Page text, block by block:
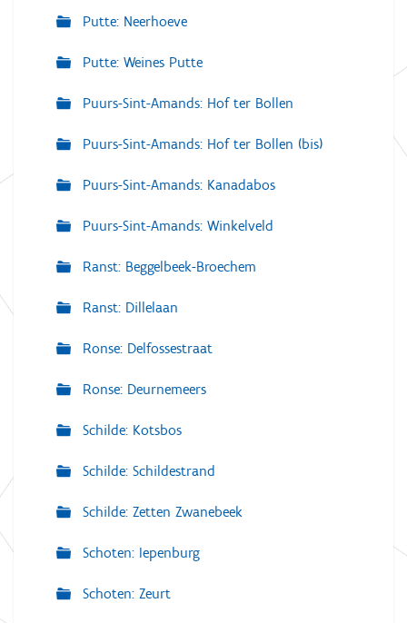
Putte: Neerhoeve
Putte: Weines Putte
Puurs-Sint-Amands: Hof ter Bollen
Puurs-Sint-Amands: Hof ter Bollen (bis)
Puurs-Sint-Amands: Kanadabos
Puurs-Sint-Amands: Winkelveld
Ranst: Beggelbeek-Broechem
Ranst: Dillelaan
Ronse: Delfossestraat
Ronse: Deurnemeers
Schilde: Kotsbos
Schilde: Schildestrand
Schilde: Zetten Zwanebeek
Schoten: Iepenburg
Schoten: Zeurt